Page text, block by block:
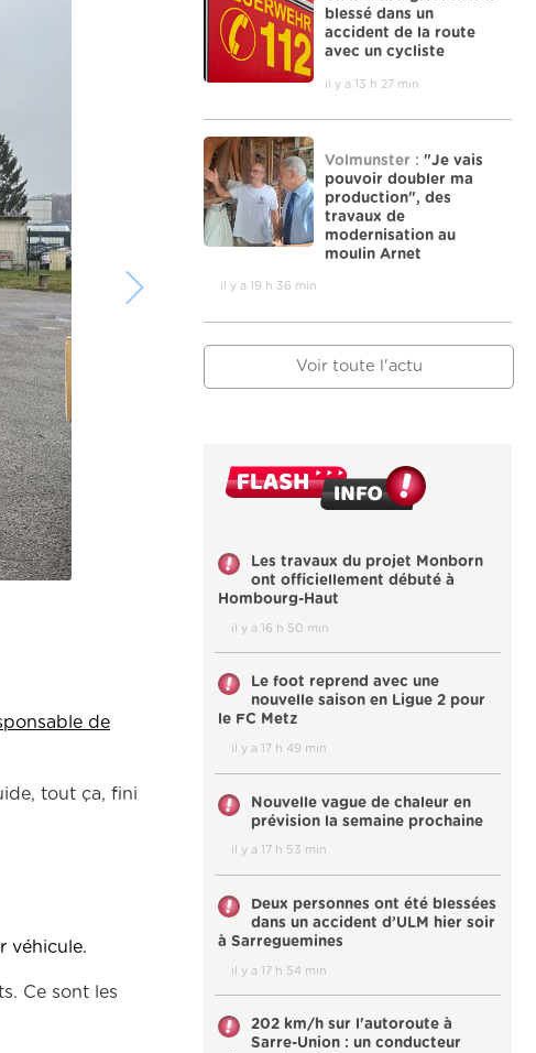
de
tout ça, fini
véhicule.
Ce sont les
blessé dans un
accident de la route
avec un cycliste
il y a 13 h 27 min
Volmunster : "Je vais
pouvoir doubler ma
production", des
travaux de
modernisation au
moulin Arnet
il y a 19 h 36 min
Voir toute l'actu
Les travaux du projet Monborn
ont officiellement débuté à
Hombourg-Haut
il y a 16 h 50 min
Le foot reprend avec une
nouvelle saison en Ligue 2 pour
le FC Metz
il y a 17 h 49 min
Nouvelle vague de chaleur en
prévision la semaine prochaine
il y a 17 h 53 min
Deux personnes ont été blessées
dans un accident d’ULM hier soir
à Sarreguemines
il y a 17 h 54 min
202 km/h sur l'autoroute à
Sarre-Union : un conducteur